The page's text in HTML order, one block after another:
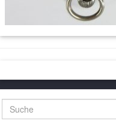
Suche